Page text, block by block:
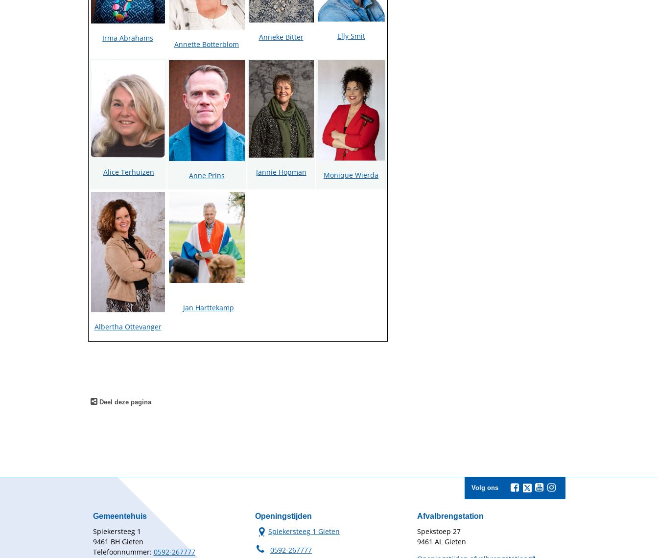
Irma Abrahams
Annette Botterblom
Anneke Bitter Elly Smit
Alice Terhuizen Anne Prins Jannie Hopman Monique Wierda
Albertha Ottevanger
Jan Harttekamp
Deel deze pagina
Volg ons
Gemeentehuis
Spiekersteeg 1
9461 BH Gieten
Telefoonnummer: 0592-267777
Openingstijden
Spiekersteeg 1 Gieten
0592-267777
Afvalbrengstation
Spekstoep 27
9461 AL Gieten